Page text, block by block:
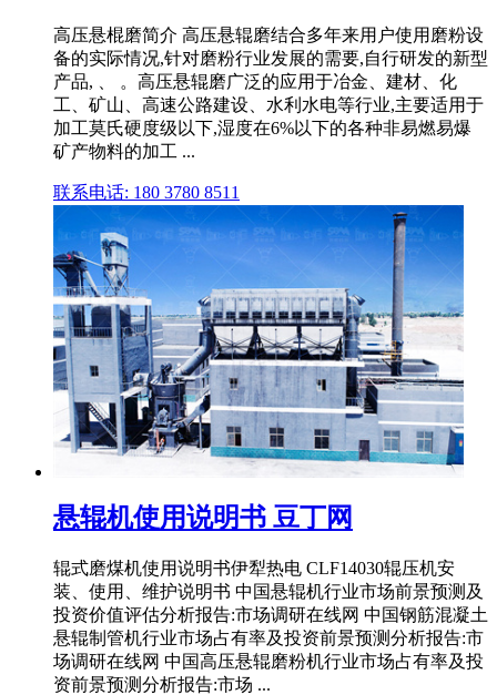
高压悬棍磨简介 高压悬辊磨结合多年来用户使用磨粉设
备的实际情况,针对磨粉行业发展的需要,自行研发的新型
产品, 、 。高压悬辊磨广泛的应用于冶金、建材、化
工、矿山、高速公路建设、水利水电等行业,主要适用于
加工莫氏硬度级以下,湿度在6%以下的各种非易燃易爆
矿产物料的加工 ...
联系电话: 180 3780 8511
悬辊机使用说明书 豆丁网
辊式磨煤机使用说明书伊犁热电 CLF14030辊压机安
装、使用、维护说明书 中国悬辊机行业市场前景预测及
投资价值评估分析报告:市场调研在线网 中国钢筋混凝土
悬辊制管机行业市场占有率及投资前景预测分析报告:市
场调研在线网 中国高压悬辊磨粉机行业市场占有率及投
资前景预测分析报告:市场 ...